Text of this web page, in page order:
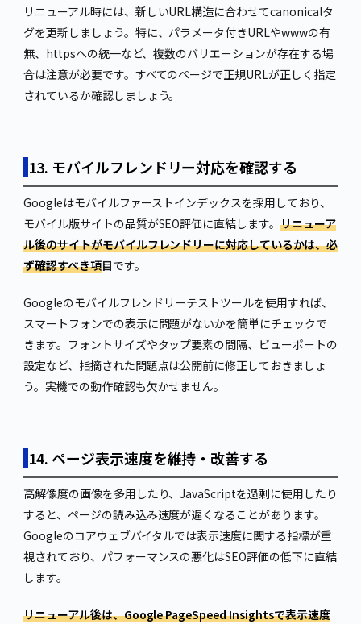
リニューアル時には、新しいURL構造に合わせてcanonicalタ
グを更新しましょう。特に、パラメータ付きURLやwwwの有
無、httpsへの統一など、複数のバリエーションが存在する場
合は注意が必要です。すべてのページで正規URLが正しく指定
されているか確認しましょう。
13. モバイルフレンドリー対応を確認する
Googleはモバイルファーストインデックスを採用しており、
モバイル版サイトの品質がSEO評価に直結します。リニューア
ル後のサイトがモバイルフレンドリーに対応しているかは、必
ず確認すべき項目です。
Googleのモバイルフレンドリーテストツールを使用すれば、
スマートフォンでの表示に問題がないかを簡単にチェックで
きます。フォントサイズやタップ要素の間隔、ビューポートの
設定など、指摘された問題点は公開前に修正しておきましょ
う。実機での動作確認も欠かせません。
14. ページ表示速度を維持・改善する
高解像度の画像を多用したり、JavaScriptを過剰に使用したり
すると、ページの読み込み速度が遅くなることがあります。
Googleのコアウェブバイタルでは表示速度に関する指標が重
視されており、パフォーマンスの悪化はSEO評価の低下に直結
します。
リニューアル後は、Google PageSpeed Insightsで表示速度